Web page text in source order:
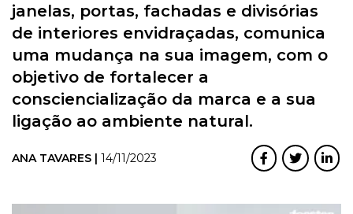
janelas, portas, fachadas e divisórias
de interiores envidraçadas, comunica
uma mudança na sua imagem, com o
objetivo de fortalecer a
consciencialização da marca e a sua
ligação ao ambiente natural.
ANA TAVARES | 14/11/2023